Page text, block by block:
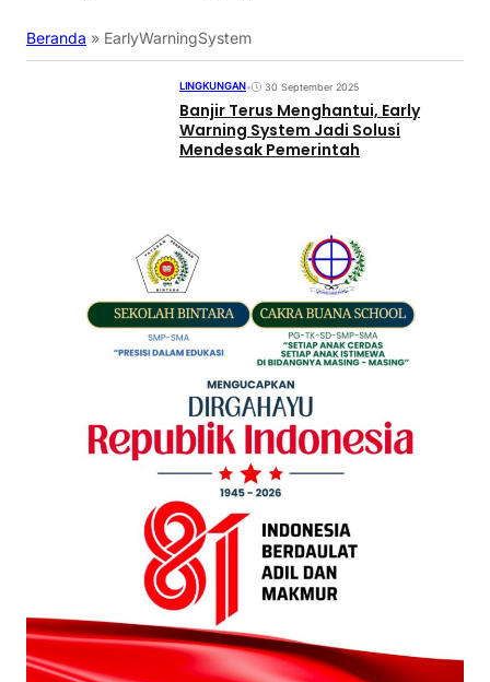
Beranda » EarlyWarningSystem
LINGKUNGAN• 30 September 2025
Banjir Terus Menghantui, Early
Warning System Jadi Solusi
Mendesak Pemerintah